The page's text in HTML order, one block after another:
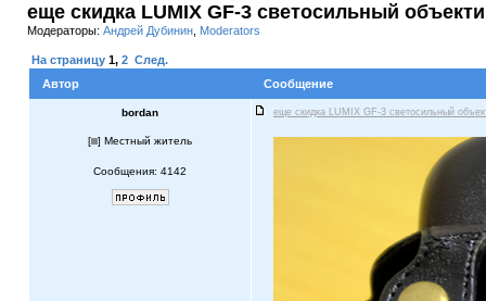
еще скидка LUMIX GF-3 светосильный
Модераторы: Андрей Дубинин Moderators
На страницу 1, 2 След.
Автор
Сообщение
bordan еще скидка LUMIX GF-3 светосильный
[ ] Местный житель
Сообщения: 4142